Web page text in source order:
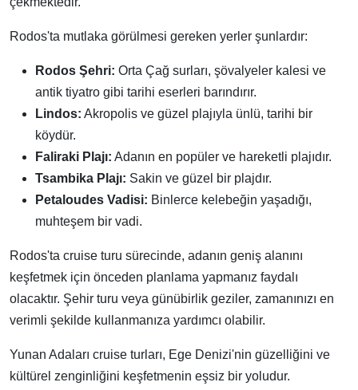
Rodos'ta mutlaka görülmesi gereken yerler şunlardır:
Rodos Şehri: Orta Çağ surları, şövalyeler kalesi ve
antik tiyatro gibi tarihi eserleri barındırır.
Lindos: Akropolis ve güzel plajıyla ünlü, tarihi bir
köydür.
Faliraki Plajı: Adanın en popüler ve hareketli plajıdır.
Tsambika Plajı: Sakin ve güzel bir plajdır.
Petaloudes Vadisi: Binlerce kelebeğin yaşadığı,
muhteşem bir vadi.
Rodos'ta cruise turu sürecinde, adanın geniş alanını
keşfetmek için önceden planlama yapmanız faydalı
olacaktır. Şehir turu veya günübirlik geziler, zamanınızı en
verimli şekilde kullanmanıza yardımcı olabilir.
Yunan Adaları cruise turları, Ege Denizi'nin güzelliğini ve
kültürel zenginliğini keşfetmenin eşsiz bir yoludur.